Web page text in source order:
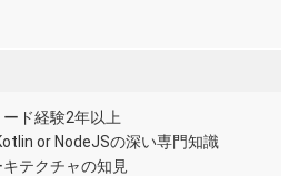
ド経験2年以上
or NodeJSの深い専門知識
キテクチャの知見